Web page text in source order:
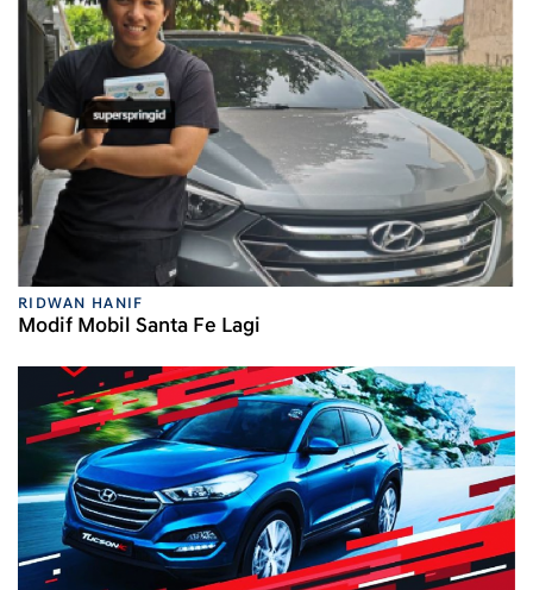
RIDWAN HANIF
Modif Mobil Santa Fe Lagi